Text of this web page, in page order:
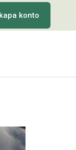
konto